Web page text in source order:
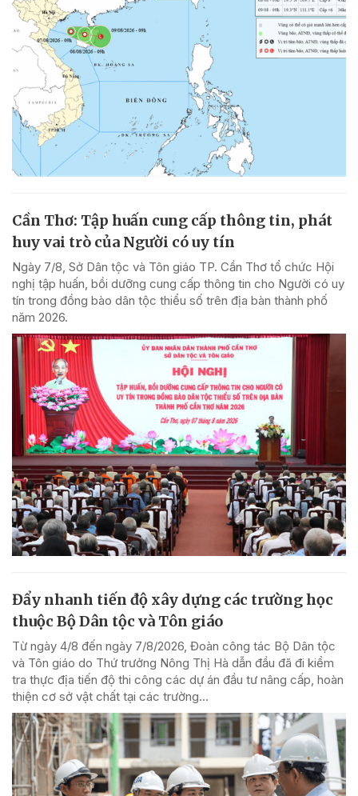
Cần Thơ: Tập huấn cung cấp thông tin, phát
huy vai trò của Người có uy tín
Ngày 7/8, Sở Dân tộc và Tôn giáo TP. Cần Thơ tổ chức Hội
nghị tập huấn, bồi dưỡng cung cấp thông tin cho Người có uy
tín trong đồng bào dân tộc thiểu số trên địa bàn thành phố
năm 2026.
Đẩy nhanh tiến độ xây dựng các trường học
thuộc Bộ Dân tộc và Tôn giáo
Từ ngày 4/8 đến ngày 7/8/2026, Đoàn công tác Bộ Dân tộc
và Tôn giáo do Thứ trưởng Nông Thị Hà dẫn đầu đã đi kiểm
tra thực địa tiến độ thi công các dự án đầu tư nâng cấp, hoàn
thiện cơ sở vật chất tại các trường...